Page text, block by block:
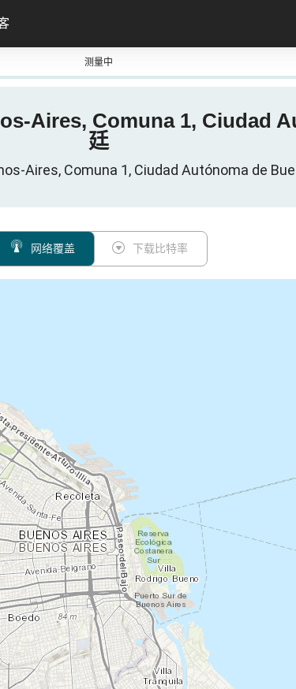
测量中
Aires, Comuna 1, Ciudad
廷
Aires, Comuna 1, Ciudad Autónoma de
网络覆盖 下载比特率